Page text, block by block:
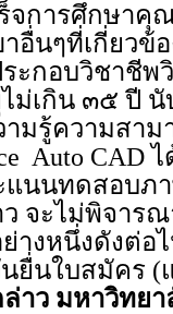
ร็จการศึกษาคุ
อื่นๆที่เกี่ยวข้อ
ะกอบวิชาชี
ไม่เกิน ๓๕ ปี
มรู้ความสาม
Auto CAD ไ
แนนทดสอบภ
จะไม่พิจาร
างหนึ่งดังต่อ
นยื่นใบสมัคร
าว มหาวิทย